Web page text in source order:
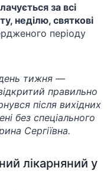
за всі
неділю, святкові
періоду
тижня —
правильно
після вихідних
без спеціального
Сергіївна.
лікарняний у